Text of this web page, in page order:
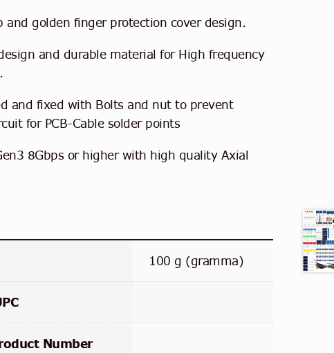
golden finger protection cover design.
and durable material for High frequency
fixed with Bolts and nut to prevent
for PCB-Cable solder points
8Gbps or higher with high quality Axial
100 g (gramma)
Number